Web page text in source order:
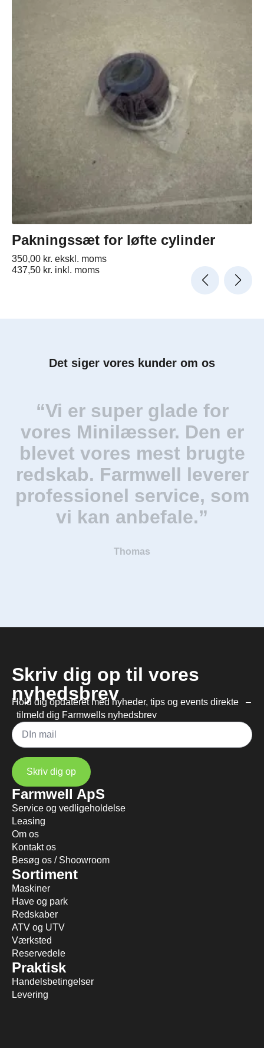
Pakningssæt for løfte cylinder
350,00 kr. ekskl. moms
437,50 kr. inkl. moms
Det siger vores kunder om os
“Vi er super glade for
vores Minilæsser. Den er
blevet vores mest brugte
redskab. Farmwell leverer
professionel service, som
vi kan anbefale.”
Thomas
Skriv dig op til vores
nyhedsbrev
Hold dig opdateret med nyheder, tips og events direkte –
tilmeld dig Farmwells nyhedsbrev
Mail
Skriv dig op
Farmwell ApS
Service og vedligeholdelse
Leasing
Om os
Kontakt os
Besøg os / Shoowroom
Sortiment
Maskiner
Have og park
Redskaber
ATV og UTV
Værksted
Reservedele
Praktisk
Handelsbetingelser
Levering